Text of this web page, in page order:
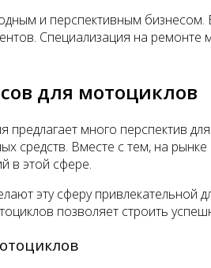
и перспективным
Специализация на
для мотоциклов
много перспектив
средств. Вместе с тем, на
в этой сфере.
эту сферу
позволяет строить